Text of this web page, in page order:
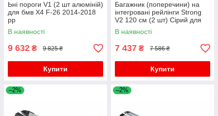
Ьні пороги V1 (2 шт алюміній)
для бмв X4 F-26 2014-2018
рр
В наявності
9 632 ₴ 9 825 ₴
Купити
Багажник (поперечини) на
інтегровані рейлінги Strong
V2 120 см (2 шт) Сірий для
бмв X4 F-26 2014-2018 рр
В наявності
7 437 ₴ 7 586 ₴
Купити
–2% –2%